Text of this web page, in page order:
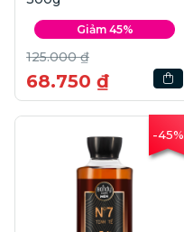
Giảm 45%
125.000 ₫
68.750 ₫
-45%